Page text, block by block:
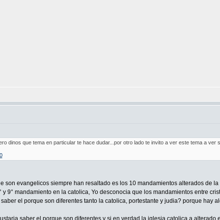
dinos que tema en particular te hace dudar...por otro lado te invito a ver este tema a ver
son evangelicos siempre han resaltado es los 10 mandamientos alterados de
9° mandamiento en la catolica, Yo desconocia que los mandamientos entre
el porque son diferentes tanto la catolica, portestante y judia? porque hay
saber el porque son diferentes y si en verdad la iglesia catolica a alterado